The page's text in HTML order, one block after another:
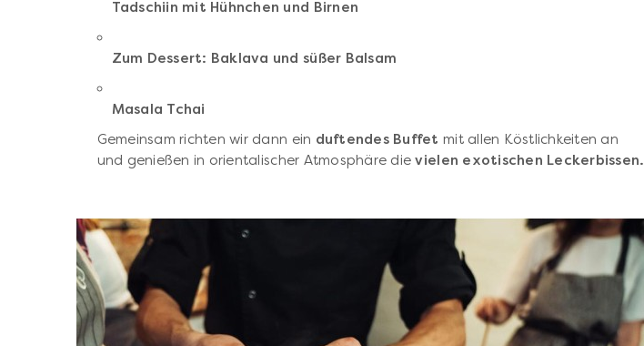
Tadschiin mit Hühnchen und Birnen
Zum Dessert: Baklava und süßer Balsam
Masala Tchai
Gemeinsam richten wir dann ein duftendes Buffet mit allen Köstlichkeiten an
und genießen in orientalischer Atmosphäre dievielen exotischen Leckerbissen.